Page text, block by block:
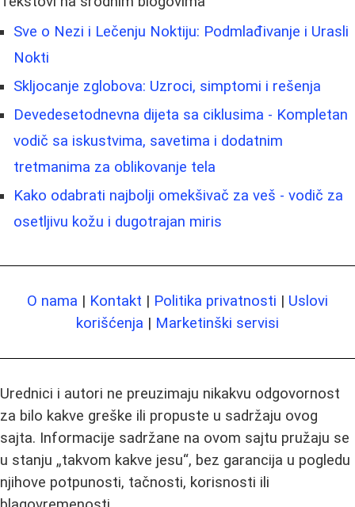
Sve o Nezi i Lečenju Noktiju: Podmlađivanje i Urasli
Nokti
Skljocanje zglobova: Uzroci, simptomi i rešenja
Devedesetodnevna dijeta sa ciklusima - Kompletan
vodič sa iskustvima, savetima i dodatnim
tretmanima za oblikovanje tela
Kako odabrati najbolji omekšivač za veš - vodič za
osetljivu kožu i dugotrajan miris
O nama | Kontakt | Politika privatnosti | Uslovi
korišćenja | Marketinški servisi
Urednici i autori ne preuzimaju nikakvu odgovornost
za bilo kakve greške ili propuste u sadržaju ovog
sajta. Informacije sadržane na ovom sajtu pružaju se
u stanju „takvom kakve jesu“, bez garancija u pogledu
njihove potpunosti, tačnosti, korisnosti ili